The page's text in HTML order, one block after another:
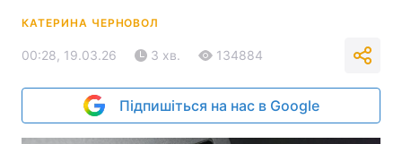
КАТЕРИНА ЧЕРНОВОЛ
00:28, 19.03.26 3 хв. 134884
Підпишіться на нас в Google